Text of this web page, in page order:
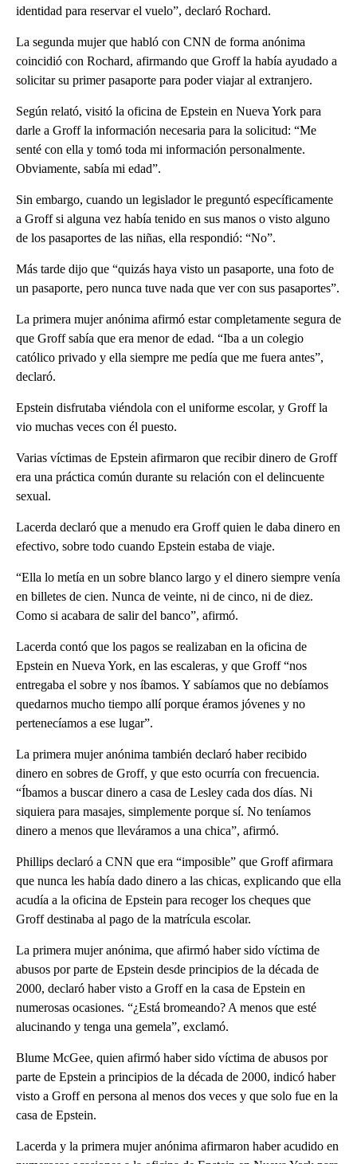
identidad para reservar el vuelo”, declaró Rochard.
La segunda mujer que habló con CNN de forma anónima
coincidió con Rochard, afirmando que Groff la había ayudado a
solicitar su primer pasaporte para poder viajar al extranjero.
Según relató, visitó la oficina de Epstein en Nueva York para
darle a Groff la información necesaria para la solicitud: “Me
senté con ella y tomó toda mi información personalmente.
Obviamente, sabía mi edad”.
Sin embargo, cuando un legislador le preguntó específicamente
a Groff si alguna vez había tenido en sus manos o visto alguno
de los pasaportes de las niñas, ella respondió: “No”.
Más tarde dijo que “quizás haya visto un pasaporte, una foto de
un pasaporte, pero nunca tuve nada que ver con sus pasaportes”.
La primera mujer anónima afirmó estar completamente segura de
que Groff sabía que era menor de edad. “Iba a un colegio
católico privado y ella siempre me pedía que me fuera antes”,
declaró.
Epstein disfrutaba viéndola con el uniforme escolar, y Groff la
vio muchas veces con él puesto.
Varias víctimas de Epstein afirmaron que recibir dinero de Groff
era una práctica común durante su relación con el delincuente
sexual.
Lacerda declaró que a menudo era Groff quien le daba dinero en
efectivo, sobre todo cuando Epstein estaba de viaje.
“Ella lo metía en un sobre blanco largo y el dinero siempre venía
en billetes de cien. Nunca de veinte, ni de cinco, ni de diez.
Como si acabara de salir del banco”, afirmó.
Lacerda contó que los pagos se realizaban en la oficina de
Epstein en Nueva York, en las escaleras, y que Groff “nos
entregaba el sobre y nos íbamos. Y sabíamos que no debíamos
quedarnos mucho tiempo allí porque éramos jóvenes y no
pertenecíamos a ese lugar”.
La primera mujer anónima también declaró haber recibido
dinero en sobres de Groff, y que esto ocurría con frecuencia.
“Íbamos a buscar dinero a casa de Lesley cada dos días. Ni
siquiera para masajes, simplemente porque sí. No teníamos
dinero a menos que lleváramos a una chica”, afirmó.
Phillips declaró a CNN que era “imposible” que Groff afirmara
que nunca les había dado dinero a las chicas, explicando que ella
acudía a la oficina de Epstein para recoger los cheques que
Groff destinaba al pago de la matrícula escolar.
La primera mujer anónima, que afirmó haber sido víctima de
abusos por parte de Epstein desde principios de la década de
2000, declaró haber visto a Groff en la casa de Epstein en
numerosas ocasiones. “¿Está bromeando? A menos que esté
alucinando y tenga una gemela”, exclamó.
Blume McGee, quien afirmó haber sido víctima de abusos por
parte de Epstein a principios de la década de 2000, indicó haber
visto a Groff en persona al menos dos veces y que solo fue en la
casa de Epstein.
Lacerda y la primera mujer anónima afirmaron haber acudido en